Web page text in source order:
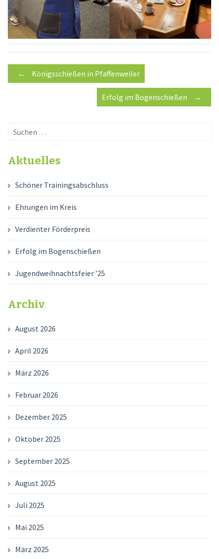
Post
navigation
← Königsschießen in Pfaffenweiler
Erfolg im Bogenschießen →
Suchen
Aktuelles
Schöner Trainingsabschluss
Ehrungen im Kreis
Verdienter Förderpreis
Erfolg im Bogenschießen
Jugendweihnachtsfeier ’25
Archiv
August 2026
April 2026
März 2026
Februar 2026
Dezember 2025
Oktober 2025
September 2025
August 2025
Juli 2025
Mai 2025
März 2025